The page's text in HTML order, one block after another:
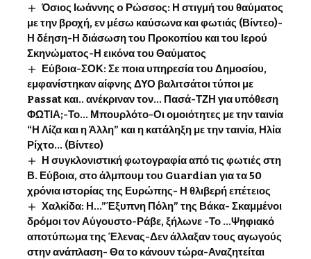
Όσιος Ιωάννης o Ρώσσος: Η στιγμή του θαύματος
με την βροχή, εν μέσω καύσωνα και φωτιάς (Βίντεο)-
Η δέηση-Η διάσωση του Προκοπίου και του Ιερού
Σκηνώματος-Η εικόνα του Θαύματος
Εύβοια-ΣΟΚ: Σε ποια υπηρεσία του Δημοσίου,
εμφανίστηκαν αίφνης ΔΥΟ βαλιτσάτοι τύποι με
Passat και.. ανέκριναν τον… Πασά-ΤΖΗ για υπόθεση
ΦΩΤΙΑ;-Το… Μπουρλότο-Οι ομοιότητες με την ταινία
“Η Λίζα και η Άλλη” και η κατάληξη με την ταινία, Ηλία
Ρίχτο… (Βίντεο)
Η συγκλονιστική φωτογραφία από τις φωτιές στη
Β. Εύβοια, στο άλμπουμ του Guardian για τα 50
χρόνια ιστορίας της Ευρώπης- Η θλιβερή επέτειος
Χαλκίδα: Η…”Έξυπνη Πόλη” της Βάκα- Σκαμμένοι
δρόμοι τον Αύγουστο-Ράβε, ξήλωνε -Το …Ψηφιακό
αποτύπωμα της Έλενας-Δεν άλλαξαν τους αγωγούς
στην ανάπλαση- Θα το κάνουν τώρα-Αναζητείται